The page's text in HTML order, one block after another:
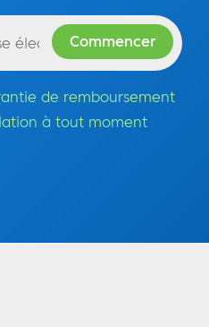
de remboursement
à tout moment